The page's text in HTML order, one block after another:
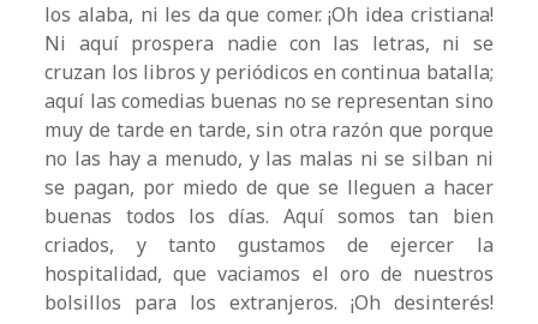
los alaba, ni les da que comer. ¡Oh idea cristiana!
Ni aquí prospera nadie con las letras, ni se
cruzan los libros y periódicos en continua batalla;
aquí las comedias buenas no se representan sino
muy de tarde en tarde, sin otra razón que porque
no las hay a menudo, y las malas ni se silban ni
se pagan, por miedo de que se lleguen a hacer
buenas todos los días. Aquí somos tan bien
criados, y tanto gustamos de ejercer la
hospitalidad, que vaciamos el oro de nuestros
bolsillos para los extranjeros. ¡Oh desinterés!